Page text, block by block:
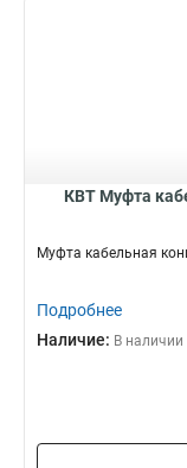
КВТ Муфта
Муфта кабельная
Подробнее
Наличие: В наличии